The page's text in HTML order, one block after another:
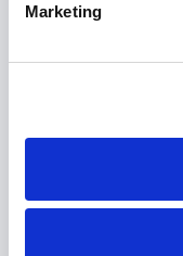
Marketing